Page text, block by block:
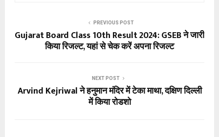
PREVIOUS POST
Gujarat Board Class 10th Result 2024: GSEB ने जारी
किया रिजल्ट, यहां से चेक करें अपना रिजल्ट
NEXT POST
Arvind Kejriwal ने हनुमान मंदिर में टेका माथा, दक्षिण दिल्ली
में किया रोडशो